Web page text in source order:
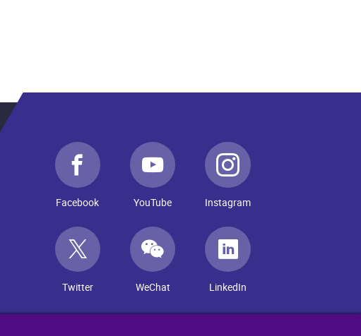
Facebook YouTube Instagram
Twitter WeChat LinkedIn